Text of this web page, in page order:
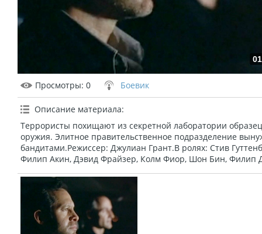
Просмотры: 0 Боевик
Описание материала:
Террористы похищают из секретной лаборатории
оружия. Элитное правительственное подразделение
бандитами.Режиссер: Джулиан Грант.В ролях: Стив
Филип Акин, Дэвид Фрайзер, Колм Фиор, Шон Бин, Филип